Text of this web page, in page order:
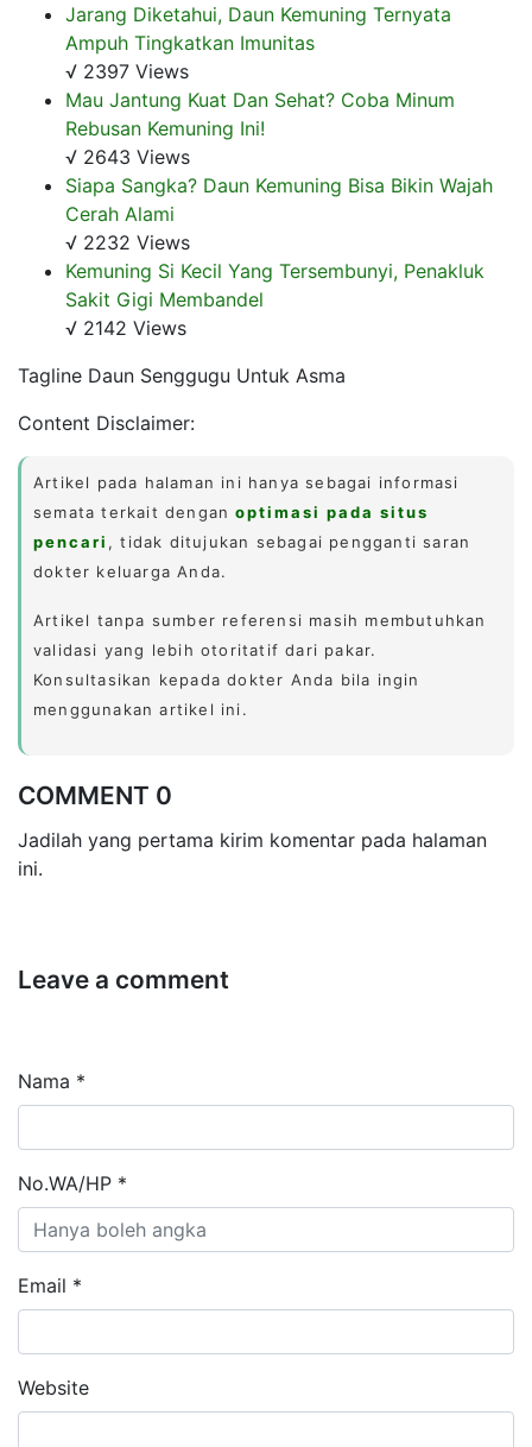
Jarang Diketahui, Daun Kemuning Ternyata
Ampuh Tingkatkan Imunitas
√ 2397 Views
Mau Jantung Kuat Dan Sehat? Coba Minum
Rebusan Kemuning Ini!
√ 2643 Views
Siapa Sangka? Daun Kemuning Bisa Bikin Wajah
Cerah Alami
√ 2232 Views
Kemuning Si Kecil Yang Tersembunyi, Penakluk
Sakit Gigi Membandel
√ 2142 Views
Tagline Daun Senggugu Untuk Asma
Content Disclaimer:
Artikel pada halaman ini hanya sebagai informasi
semata terkait denganoptimasi pada situs
pencari , tidak ditujukan sebagai pengganti saran
dokter keluarga Anda.
Artikel tanpa sumber referensi masih membutuhkan
validasi yang lebih otoritatif dari pakar.
Konsultasikan kepada dokter Anda bila ingin
menggunakan artikel ini.
COMMENT 0
Jadilah yang pertama kirim komentar pada halaman
ini.
Leave a comment
Nama *
No.WA/HP *
Email *
Website